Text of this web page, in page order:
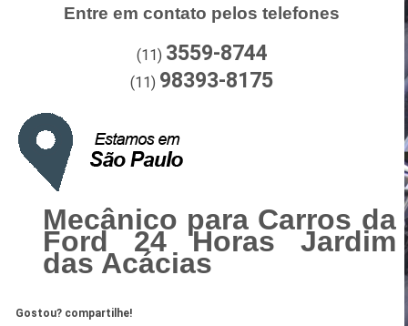
Entre em contato pelos telefones
(11) 3559-8744
(11) 98393-8175
Mecânico para Carros da
Ford 24 Horas Jardim
das Acácias
Gostou? compartilhe!